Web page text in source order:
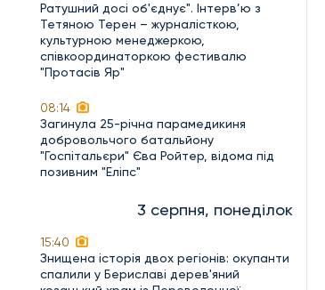
Ратушний досі об'єднує". Інтерв’ю з
Тетяною Терен – журналісткою,
культурною менеджеркою,
співкоординаторкою фестивалю
"Протасів Яр"
08:14
Загинула 25-річна парамедикиня
добровольчого батальйону
"Госпітальєри" Єва Ройтер, відома під
позивним "Еліпс"
3 серпня, понеділок
15:40
Знищена історія двох регіонів: окупанти
спалили у Бериславі дерев'яний